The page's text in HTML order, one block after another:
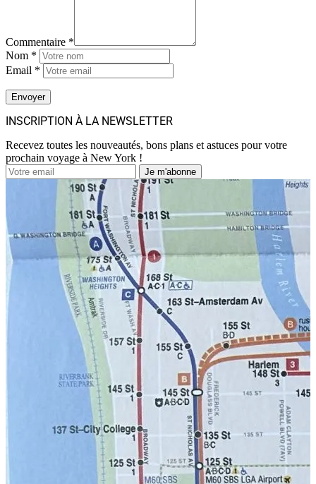
Commentaire *
Nom *
Email *
INSCRIPTION À LA NEWSLETTER
Recevez toutes les nouveautés, bons plans et astuces pour votre
prochain voyage à New York !
Je m'abonne